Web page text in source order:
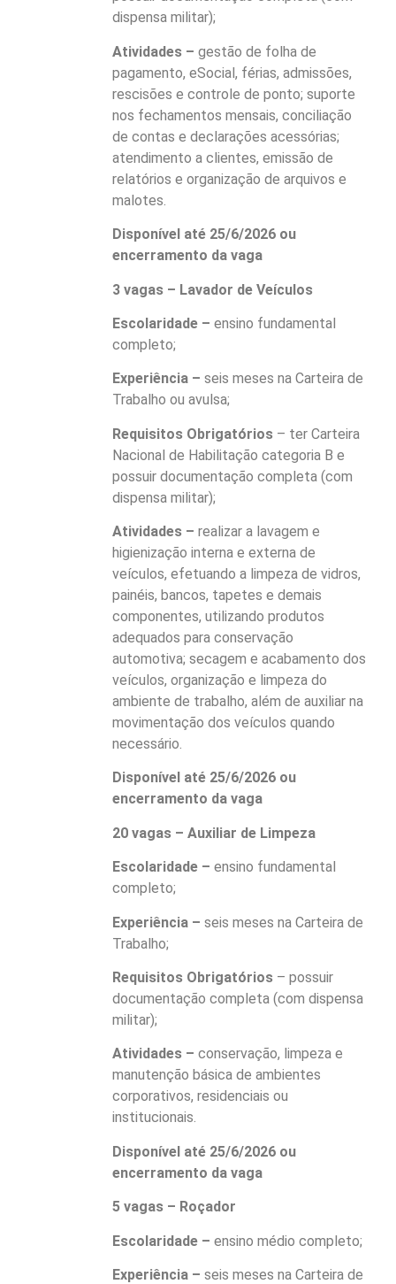
dispensa militar);
Atividades –gestão de folha de
pagamento, eSocial, férias, admissões,
rescisões e controle de ponto; suporte
nos fechamentos mensais, conciliação
de contas e declarações acessórias;
atendimento a clientes, emissão de
relatórios e organização de arquivos e
malotes.
Disponível até 25/6/2026 ou
encerramento da vaga
3 vagas – Lavador de Veículos
Escolaridade – ensino fundamental
completo;
Experiência –seis meses na Carteira de
Trabalho ou avulsa;
Requisitos Obrigatórios – ter Carteira
Nacional de Habilitação categoria B e
possuir documentação completa (com
dispensa militar);
Atividades –realizar a lavagem e
higienização interna e externa de
veículos, efetuando a limpeza de vidros,
painéis, bancos, tapetes e demais
componentes, utilizando produtos
adequados para conservação
automotiva; secagem e acabamento dos
veículos, organização e limpeza do
ambiente de trabalho, além de auxiliar na
movimentação dos veículos quando
necessário.
Disponível até 25/6/2026 ou
encerramento da vaga
20 vagas – Auxiliar de Limpeza
Escolaridade – ensino fundamental
completo;
Experiência –seis meses na Carteira de
Trabalho;
Requisitos Obrigatórios – possuir
documentação completa (com dispensa
militar);
Atividades –conservação, limpeza e
manutenção básica de ambientes
corporativos, residenciais ou
institucionais.
Disponível até 25/6/2026 ou
encerramento da vaga
5 vagas – Roçador
Escolaridade – ensino médio completo;
Experiência –seis meses na Carteira de